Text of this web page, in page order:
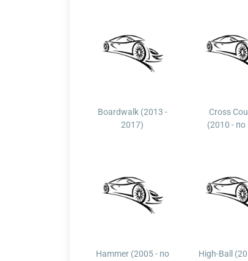
Boardwalk (2013 -
2017)
Cross
(2010 - по
Hammer (2005 - по
High-Ball